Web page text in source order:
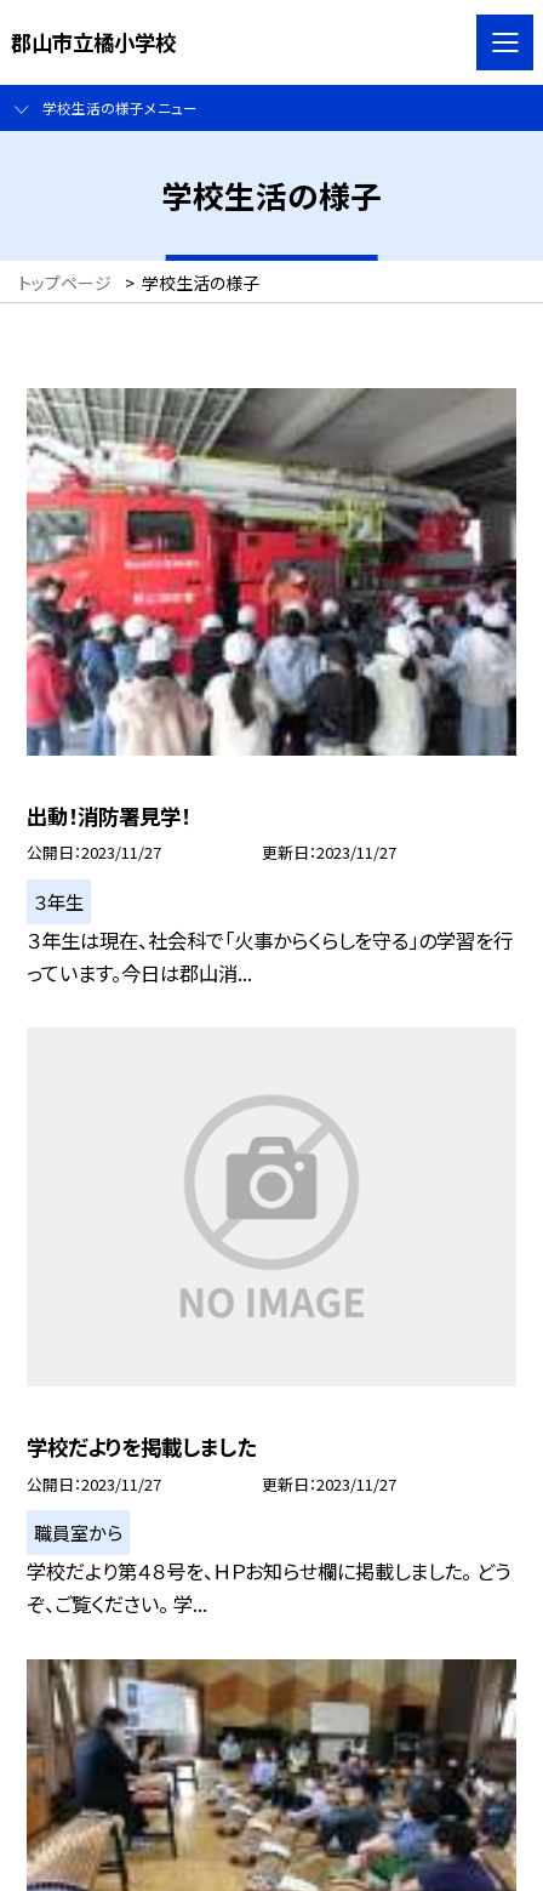
郡山市立橘小学校
学校生活の様子メニュー
学校生活の様子
トップページ > 学校生活の様子
出動！消防署見学！
公開日 2023/11/27 更新日 2023/11/27
３年生
３年生は現在、社会科で「火事からくらしを守る」の学習を行
っています。今日は郡山消...
学校だよりを掲載しました
公開日 2023/11/27 更新日 2023/11/27
職員室から
学校だより第４８号を、ＨＰお知らせ欄に掲載しました。 どう
ぞ、ご覧ください。 学...